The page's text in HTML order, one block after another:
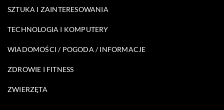
SZTUKA I ZAINTERESOWANIA
TECHNOLOGIA I KOMPUTERY
WIADOMOŚCI / POGODA / INFORMACJE
ZDROWIE I FITNESS
ZWIERZĘTA